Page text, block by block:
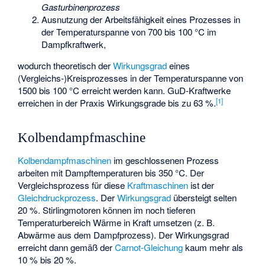
Gasturbinenprozess
Ausnutzung der Arbeitsfähigkeit eines Prozesses in
der Temperaturspanne von 700 bis 100 °C im
Dampfkraftwerk,
wodurch theoretisch derWirkungsgradeines
(Vergleichs-)Kreisprozesses in der Temperaturspanne von
1500 bis 100 °C erreicht werden kann. GuD-Kraftwerke
erreichen in der Praxis Wirkungsgrade bis zu 63 %.[1]
Kolbendampfmaschine
Kolbendampfmaschinen im geschlossenen Prozess
arbeiten mit Dampftemperaturen bis 350 °C. Der
Vergleichsprozess für diese Kraftmaschinen ist der
Gleichdruckprozess. DerWirkungsgrad übersteigt selten
20 %. Stirlingmotoren können im noch tieferen
Temperaturbereich Wärme in Kraft umsetzen (z. B.
Abwärme aus dem Dampfprozess). Der Wirkungsgrad
erreicht dann gemäß derCarnot-Gleichungkaum mehr als
10 % bis 20 %.